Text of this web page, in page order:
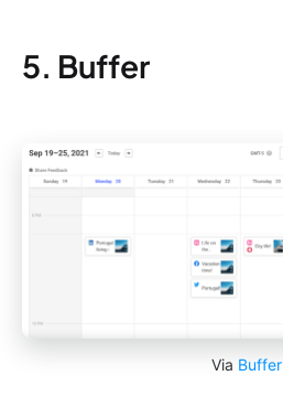
5. Buffer
Via Buffer